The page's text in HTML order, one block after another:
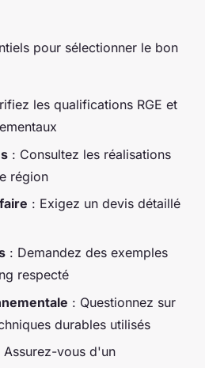
pour sélectionner le bon
les qualifications RGE et
: Consultez les réalisations
région
: Exigez un devis détaillé
: Demandez des exemples
respecté
: Questionnez sur
durables utilisés
Assurez-vous d'un